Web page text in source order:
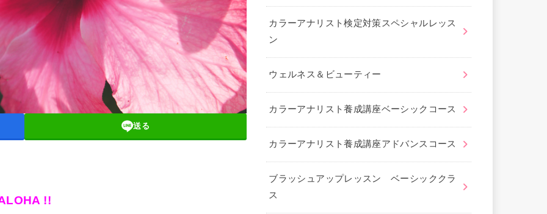
送る
!!
カラーアナリスト検定対策スペシャルレッス
ン
ウェルネス＆ビューティー
カラーアナリスト養成講座ベーシックコース
カラーアナリスト養成講座アドバンスコース
ブラッシュアップレッスン ベーシッククラ
ス